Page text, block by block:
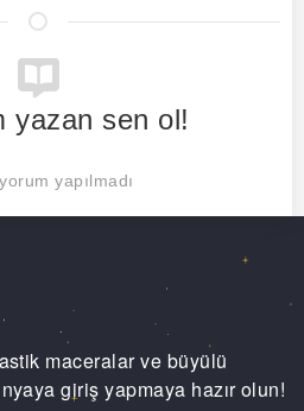
yazan sen ol!
yapılmadı
maceralar ve büyülü
giriş yapmaya hazır olun!